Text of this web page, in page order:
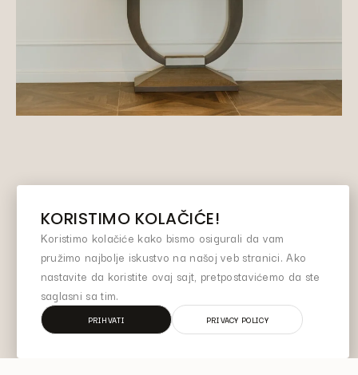
KORISTIMO KOLAČIĆE!
Koristimo kolačiće kako bismo osigurali da vam
pružimo najbolje iskustvo na našoj veb stranici. Ako
nastavite da koristite ovaj sajt, pretpostavićemo da ste
saglasni sa tim.
PRIHVATI PRIVACY POLICY